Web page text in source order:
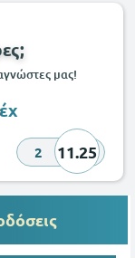
μας!
2 11.25